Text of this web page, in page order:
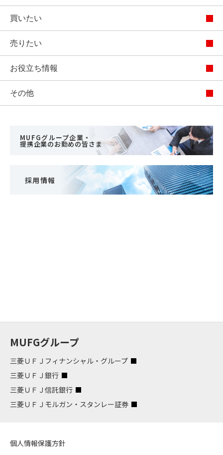
買いたい
売りたい
お役立ち情報
その他
MUFGグループ企業・
提携企業のお勤めの皆さま
採用情報
MUFGグループ
三菱ＵＦＪフィナンシャル・グループ
三菱ＵＦＪ銀行
三菱ＵＦＪ信託銀行
三菱ＵＦＪモルガン・スタンレー証券
個人情報保護方針